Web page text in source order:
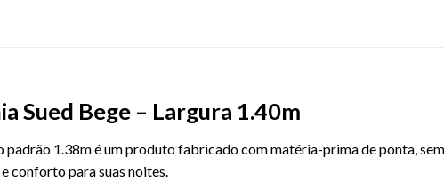
Sued Bege – Largura 1.40m
padrão 1.38m é um produto fabricado com matéria-prima de ponta,
conforto para suas noites.